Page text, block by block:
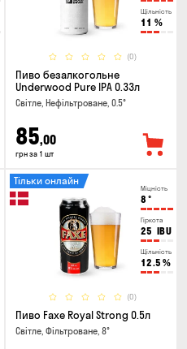
Щільність
11 %
(0)
Пиво безалкогольне
Underwood Pure IPA 0.33л
Світле, Нефільтроване, 0.5°
85,00
грн за 1 шт
Міцність
8 °
Гіркота
25 IBU
Щільність
12.5 %
(0)
Тільки онлайн
Пиво Faxe Royal Strong 0.5л
Світле, Фільтроване, 8°